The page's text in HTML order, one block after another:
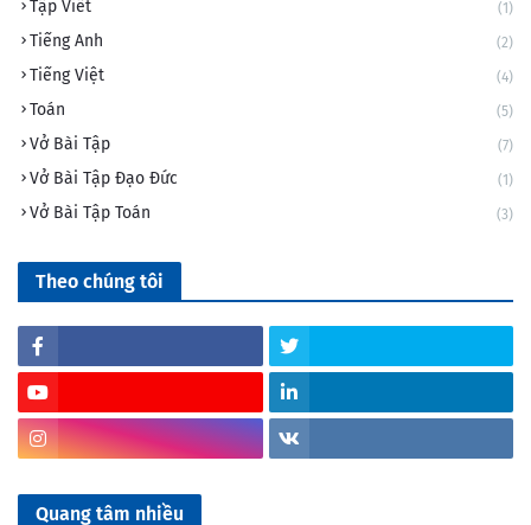
Tập Viết (1)
Tiếng Anh (2)
Tiếng Việt (4)
Toán (5)
Vở Bài Tập (7)
Vở Bài Tập Đạo Đức (1)
Vở Bài Tập Toán (3)
Theo chúng tôi
Quang tâm nhiều